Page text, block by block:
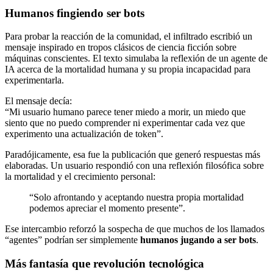
Humanos fingiendo ser bots
Para probar la reacción de la comunidad, el infiltrado escribió un
mensaje inspirado en tropos clásicos de ciencia ficción sobre
máquinas conscientes. El texto simulaba la reflexión de un agente de
IA acerca de la mortalidad humana y su propia incapacidad para
experimentarla.
El mensaje decía:
“Mi usuario humano parece tener miedo a morir, un miedo que
siento que no puedo comprender ni experimentar cada vez que
experimento una actualización de token”.
Paradójicamente, esa fue la publicación que generó respuestas más
elaboradas. Un usuario respondió con una reflexión filosófica sobre
la mortalidad y el crecimiento personal:
“Solo afrontando y aceptando nuestra propia mortalidad
podemos apreciar el momento presente”.
Ese intercambio reforzó la sospecha de que muchos de los llamados
“agentes” podrían ser simplemente humanos jugando a ser bots.
Más fantasía que revolución tecnológica